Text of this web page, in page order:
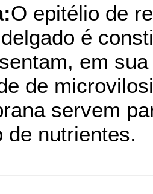
O epitélio de
é
em
de
servem
de nutrientes.